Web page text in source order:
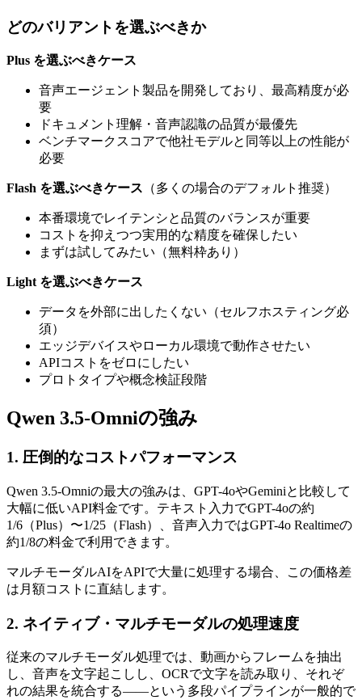
どのバリアントを選ぶべきか
Plus を選ぶべきケース
音声エージェント製品を開発しており、最高精度が必
要
ドキュメント理解・音声認識の品質が最優先
ベンチマークスコアで他社モデルと同等以上の性能が
必要
Flash を選ぶべきケース （多くの場合のデフォルト推奨）
本番環境でレイテンシと品質のバランスが重要
コストを抑えつつ実用的な精度を確保したい
まずは試してみたい（無料枠あり）
Light を選ぶべきケース
データを外部に出したくない（セルフホスティング必
須）
エッジデバイスやローカル環境で動作させたい
APIコストをゼロにしたい
プロトタイプや概念検証段階
Qwen 3.5-Omniの強み
1. 圧倒的なコストパフォーマンス
Qwen 3.5-Omniの最大の強みは、GPT-4oやGeminiと比較して
大幅に低いAPI料金です。テキスト入力でGPT-4oの約
1/6（Plus）〜1/25（Flash）、音声入力ではGPT-4o Realtimeの
約1/8の料金で利用できます。
マルチモーダルAIをAPIで大量に処理する場合、この価格差
は月額コストに直結します。
2. ネイティブ・マルチモーダルの処理速度
従来のマルチモーダル処理では、動画からフレームを抽出
し、音声を文字起こしし、OCRで文字を読み取り、それぞ
れの結果を統合する――という多段パイプラインが一般的で